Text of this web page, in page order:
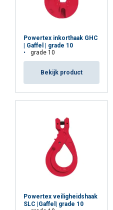
Materiaal:
Markering:
Temperatuursbereik:
Norm:
Powertex inkorthaak GHC
| Gaffel | grade 10
grade 10
Bekijk product
Powertex veiligheidshaak
SLC |Gaffel| grade 10
Strikt
noodzakelijk
Functioneel
DETAILS WEERGEVEN